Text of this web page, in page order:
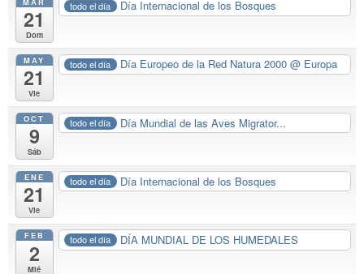
21
Dom
todo el día Día Internacional de los Bosques
MAY
21
Vie
todo el día Día Europeo de la Red Natura 2000@ Europa
OCT
9
Sáb
todo el día Día Mundial de las Aves Migrator...
ENE
21
Vie
todo el día Día Internacional de los Bosques
FEB
2
Mié
todo el día DÍA MUNDIAL DE LOS HUMEDALES